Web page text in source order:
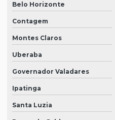
Belo Horizonte
Contagem
Montes Claros
Uberaba
Governador Valadares
Ipatinga
Santa Luzia